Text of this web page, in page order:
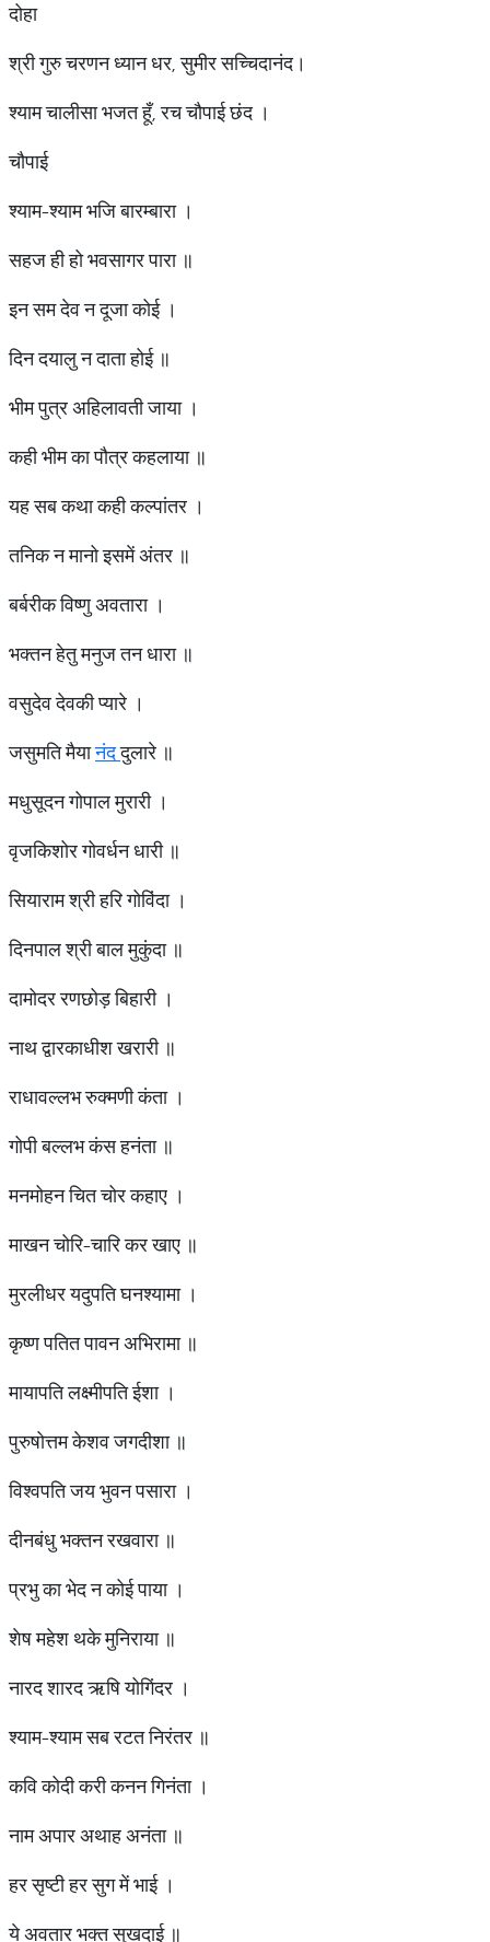
दोहा
श्री गुरु चरणन ध्यान धर, सुमीर सच्चिदानंद।
श्याम चालीसा भजत हूँ, रच चौपाई छंद ।
चौपाई
श्याम-श्याम भजि बारम्बारा ।
सहज ही हो भवसागर पारा ॥
इन सम देव न दूजा कोई ।
दिन दयालु न दाता होई ॥
भीम पुत्र अहिलावती जाया ।
कही भीम का पौत्र कहलाया ॥
यह सब कथा कही कल्पांतर ।
तनिक न मानो इसमें अंतर ॥
बर्बरीक विष्णु अवतारा ।
भक्तन हेतु मनुज तन धारा ॥
वसुदेव देवकी प्यारे ।
जसुमति मैयानंददुलारे ॥
मधुसूदन गोपाल मुरारी ।
वृजकिशोर गोवर्धन धारी ॥
सियाराम श्री हरि गोविंदा ।
दिनपाल श्री बाल मुकुंदा ॥
दामोदर रणछोड़ बिहारी ।
नाथ द्वारकाधीश खरारी ॥
राधावल्लभ रुक्मणी कंता ।
गोपी बल्लभ कंस हनंता ॥
मनमोहन चित चोर कहाए ।
माखन चोरि-चारि कर खाए ॥
मुरलीधर यदुपति घनश्यामा ।
कृष्ण पतित पावन अभिरामा ॥
मायापति लक्ष्मीपति ईशा ।
पुरुषोत्तम केशव जगदीशा ॥
विश्वपति जय भुवन पसारा ।
दीनबंधु भक्तन रखवारा ॥
प्रभु का भेद न कोई पाया ।
शेष महेश थके मुनिराया ॥
नारद शारद ऋषि योगिंदर ।
श्याम-श्याम सब रटत निरंतर ॥
कवि कोदी करी कनन गिनंता ।
नाम अपार अथाह अनंता ॥
हर सृष्टी हर सुग में भाई ।
ये अवतार भक्त सुखदाई ॥